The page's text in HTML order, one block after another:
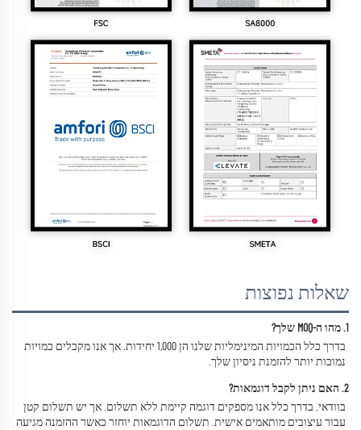
שאלות נפוצות
1. מהו ה-MOQ שלך?
נמוכות יותר להזמנת ניסיון שלך.
2. האם ניתן לקבל דוגמאות?